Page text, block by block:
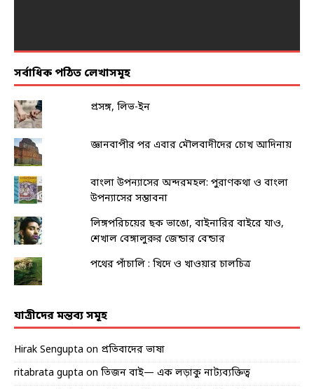
সর্বাধিক পঠিত লেখাসমূহ
প্রসঙ্গ, লিভ-ইন
জ্ঞানবাপীর পর এবার মৌলবাদীদের চোখ আদিনায়
বাংলা উপন্যাসের অন্দরমহল: পুরাণকথা ও বাংলা
উপন্যাসের সম্ভাবনা
লিঙ্গপরিচয়ের ছক ভাঙো, বাইনারির বাইরে যাও,
শেখাল বেঙ্গালুরুর জেন্ডার বেন্ডার
পথের পাঁচালি : খিদে ও খাওয়ার চালচিত্র
যাত্রীদের মন্তব্য সমূহ
Hirak Sengupta on প্রতিবাদের ভাষা
ritabrata gupta on তিজন বাই— এক লড়াকু নাট্যব্যক্তিত্ব